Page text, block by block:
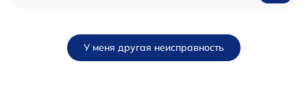
У меня другая неисправность